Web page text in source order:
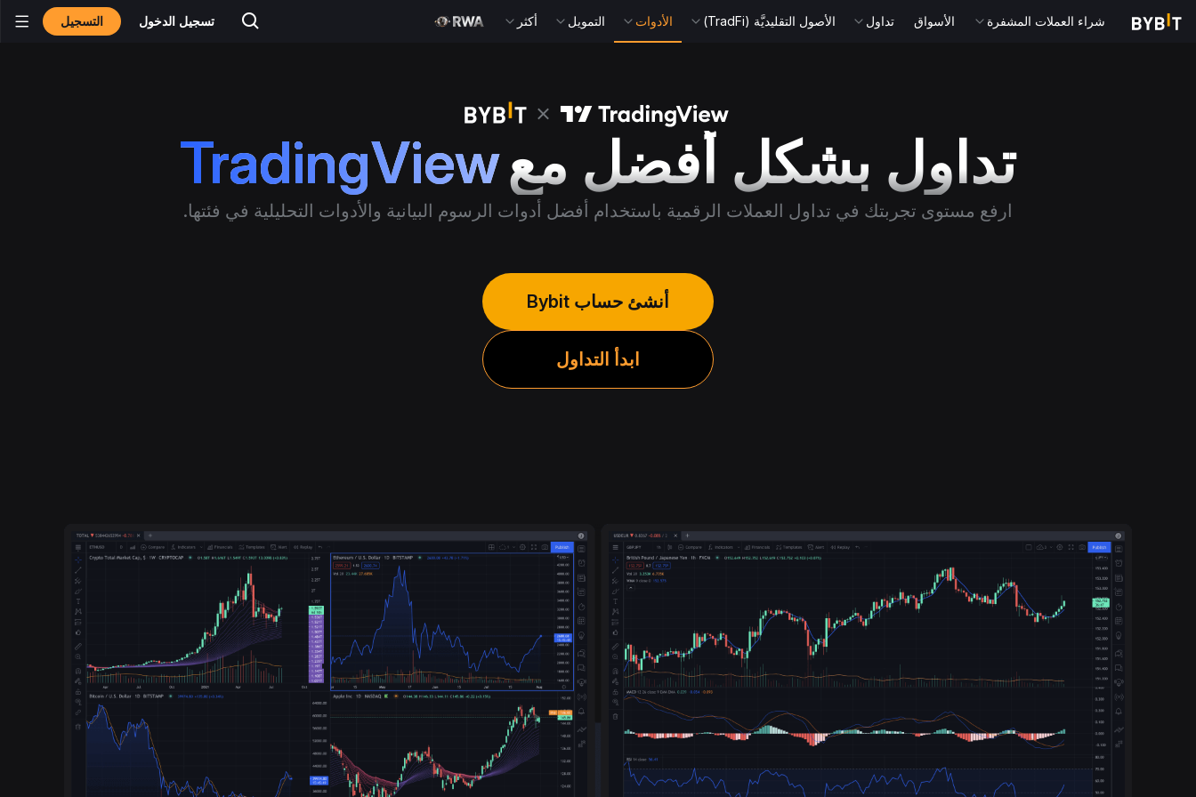
شراء العملات المشفرة الأسواق تداول الأصول التقليديَّة (TradFi) الأدوات التمويل أكثر تسجيل الدخول التسجيل
تداول بشكل أفضل معTradingView
ارفع مستوى تجربتك في تداول العملات الرقمية باستخدام أفضل أدوات الرسوم البيانية والأدوات التحليلية في فئتها.
أنشئ حساب Bybit
ابدأ التداول